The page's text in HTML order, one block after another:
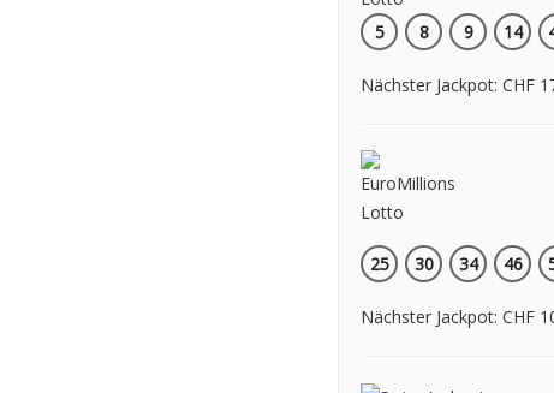
5 8 9 14
Nächster Jackpot: CHF
25 30 34 46
Nächster Jackpot: CHF